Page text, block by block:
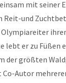
mit seiner
Reit-und
Olympiareiter
lebt er zu
der größten
Co-Autor